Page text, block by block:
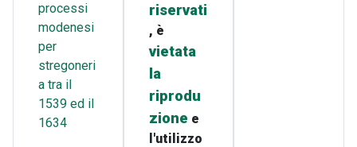
processi
modenesi
per
stregoneri
a tra il
1539 ed il
1634
riservati
, è
vietata
la
riprodu
zione e
l'utilizzo